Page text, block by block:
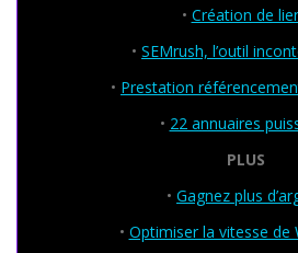
• Création de
• SEMrush, l’outil
• Prestation
• 22 annuaires
PLUS
• Gagnez plus
• Optimiser la vitesse de